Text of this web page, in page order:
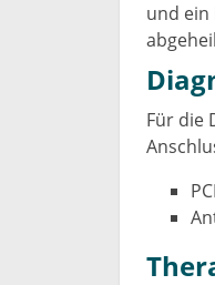
und ein
Für die